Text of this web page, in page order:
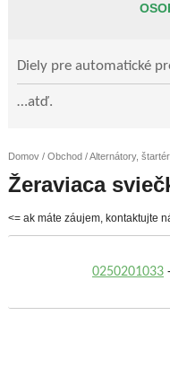
Diely pre automatické
…atď.
Domov/ Obchod/Alternátory,
Žeraviaca
<= ak máte záujem, kontaktujte
0250201033-